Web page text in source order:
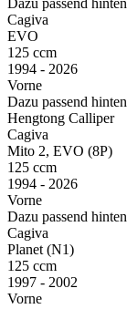
Cagiva
EVO
125 ccm
1994 - 2026
Vorne
Dazu passend
Hengtong Calliper
Cagiva
Mito 2, EVO (8P)
125 ccm
1994 - 2026
Vorne
Dazu passend
Cagiva
Planet (N1)
125 ccm
1997 - 2002
Vorne